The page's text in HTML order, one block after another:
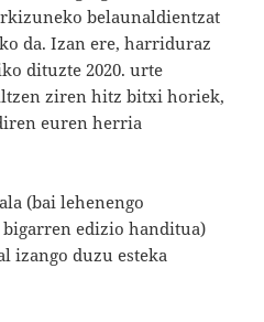
belaunaldientzat
da. Izan ere, harriduraz
dituzte 2020. urte
ziren hitz bitxi horiek,
euren herria
(bai lehenengo
edizio handitua)
izango duzu esteka